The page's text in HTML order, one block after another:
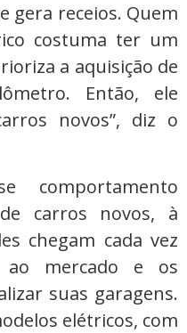
gera receios. Quem
costuma ter um
a aquisição de
Então, ele
novos”, diz o
comportamento
carros novos, à
chegam cada vez
ao mercado e os
suas garagens.
elétricos, com